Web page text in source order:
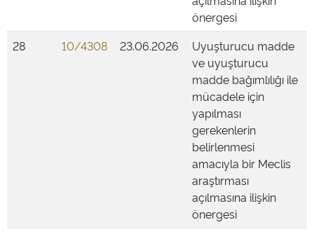
önergesi
28
10/4308 23.06.2026
Uyuşturucu madde
ve uyuşturucu
madde bağımlılığı ile
mücadele için
yapılması
gerekenlerin
belirlenmesi
amacıyla bir Meclis
araştırması
açılmasına ilişkin
önergesi